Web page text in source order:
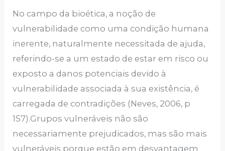
No campo da bioética, a noção de
vulnerabilidade como uma condição humana
inerente, naturalmente necessitada de ajuda,
referindo-se a um estado de estar em risco ou
exposto a danos potenciais devido à
vulnerabilidade associada à sua existência, é
carregada de contradições (Neves, 2006, p
157).Grupos vulneráveis não são
necessariamente prejudicados, mas são mais
vulneráveis porque estão em desvantagem